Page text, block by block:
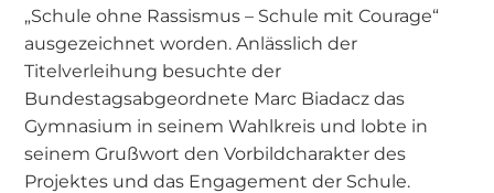
„Schule ohne Rassismus – Schule mit Courage“
ausgezeichnet worden. Anlässlich der
Titelverleihung besuchte der
Bundestagsabgeordnete Marc Biadacz das
Gymnasium in seinem Wahlkreis und lobte in
seinem Grußwort den Vorbildcharakter des
Projektes und das Engagement der Schule.